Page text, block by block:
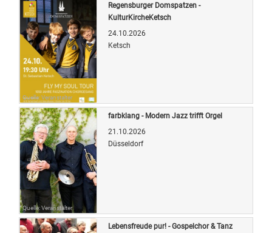
Quelle: Veranstalter
Regensburger Domspatzen -
KulturKircheKetsch
24.10.2026
Ketsch
Quelle: Veranstalter
farbklang - Modern Jazz trifft Orgel
21.10.2026
Düsseldorf
Lebensfreude pur! - Gospelchor & Tanz